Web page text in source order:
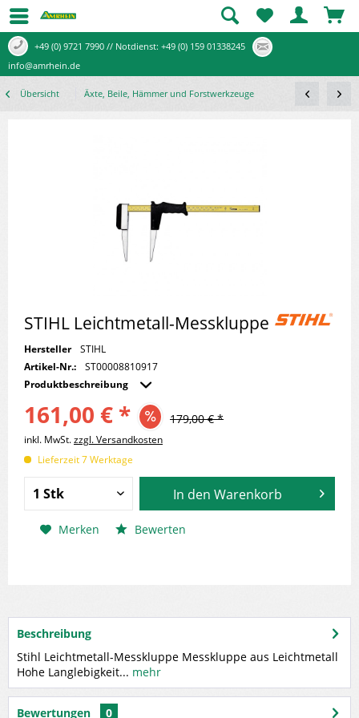
+49 (0) 9721 7990 // Notdienst: +49 (0) 159 01338245
info@amrhein.de
Übersicht Äxte, Beile, Hämmer und Forstwerkzeuge
STIHL Leichtmetall-Messkluppe
Hersteller
STIHL
Artikel-Nr.:
ST00008810917
Produktbeschreibung
161,00 € * 179,00 € *
inkl. MwSt.zzgl. Versandkosten
Lieferzeit 7 Werktage
In den Warenkorb
Merken Bewerten
Beschreibung
Stihl Leichtmetall-Messkluppe Messkluppe aus Leichtmetall
Hohe Langlebigkeit... mehr
Bewertungen 0